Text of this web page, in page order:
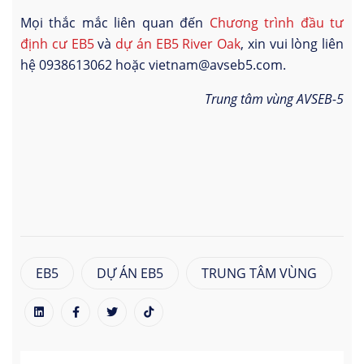
Mọi thắc mắc liên quan đến Chương trình đầu tư
định cư EB5và dự án EB5 River Oak, xin vui lòng liên
hệ 0938613062 hoặc vietnam@avseb5.com.
Trung tâm vùng AVSEB-5
EB5 DỰ ÁN EB5 TRUNG TÂM VÙNG